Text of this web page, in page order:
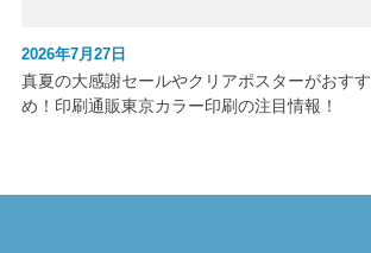
2026年7月27日
真夏の大感謝セールやクリアポスターがおすす
め！印刷通販東京カラー印刷の注目情報！